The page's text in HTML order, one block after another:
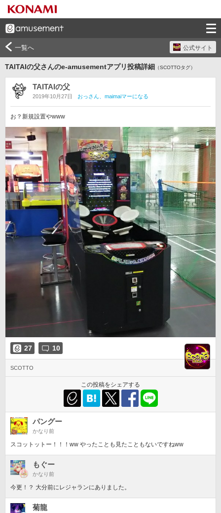
一覧へ 公式サイト
TAITAIの父さんのe-amusementアプリ投稿詳細 （SCOTTOタグ）
TAITAIの父
2019年10月27日 おっさん、maimaiマーになる
お？新規設置やwww
27 10
SCOTTO
この投稿をシェアする
パングー
かなり前
スコットットー！！！ww やったことも見たこともないですねww
もぐー
かなり前
今更！？ 大分前にレジャランにありました。
菊龍